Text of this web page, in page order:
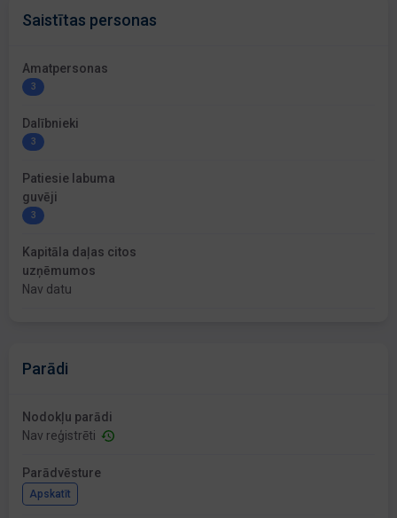
Saistītas personas
Amatpersonas
3
Dalībnieki
3
Patiesie labuma
guvēji
3
Kapitāla daļas citos
uzņēmumos
Nav datu
Parādi
Nodokļu parādi
Nav reģistrēti
Parādvēsture
Apskatīt